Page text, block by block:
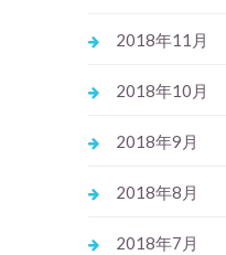
2018年11月
2018年10月
2018年9月
2018年8月
2018年7月